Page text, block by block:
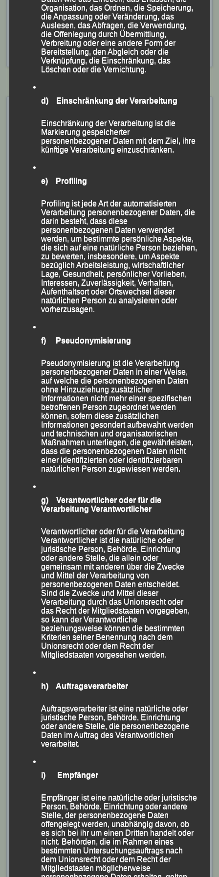
Breitenberg,Breitenberg bewegt Dich,Christina Wimmer
Franz Keifenheim,Fürth,Herzogstadtlauf,Ida Kirchberger
Jonathan Schubert Lindetwaldlauf, Lukas Lichtenauer,
Michael Kirchberger,parkassen Metropolmarathon
Schmalzbauer,Straubing,Suben,Theo Schmalzbauer
Tobias Schreindl
25. Dreiburgenland-
Marathon – Thurmansbang,
25.04.2026
Veröffentlicht am 25. April 2026vonlgpassau
Erfolgreiches LG-Team beim „ 25.
Dreiburgenland-Marathon“
-Sabrina Prager gewinnt über 12,5 km – Samira Luck
schnellste Jugendliche beim Halbmarathon – Marion
Krautloher holt Bronze im Marathon – Lukas
Lichtenauer gewinnt Bronze in der U 12-
(KS.) Äußerst erfolgreich präsentierten sich Theo
Schmalzbauer, Lukas Lichtenauer,
Sabrina Prager, Marion Kopp, Manfred Ammerl und
Bernie Gässl von der Leichtathletik Gemeinschaft (LG)
Passau im Beisein ihres Vorstandes Stadtrat Siegfried
Diözesanvorsitzender vor Ort war, beim 25jährigen
Jubiläum des traditionellen „Dreiburgenland-
Marathon“, wo heuer bei frühlingshaftem Wetter eine
Rekordbeteiligung von über 300 Teilnehmern aus dem
In- und Ausland zu verzeichnen war.
Der jüngste LG-Aktive, der achtjährige Theo
Schmalzbauer lief über 2,1 km der Altersklasse (AK) U
10, die von Noah Köck (DJK Laufwölfe Fürsteneck)
ausgezeichneter Fünfter über die Ziellinie.
Das erfolgreiche LG-Schüler-Duo (v.li.) Theo
Schmalzbauer
und Lukas Lichtenauer
Foto: K.S.
In der AK U 12 holte sich der 10jährige Lukas
Organisation, das Ordnen, die Speicherung,
die Anpassung oder Veränderung, das
Auslesen, das Abfragen, die Verwendung,
die Offenlegung durch Übermittlung,
Verbreitung oder eine andere Form der
Bereitstellung, den Abgleich oder die
Verknüpfung, die Einschränkung, das
Löschen oder die Vernichtung.
d) Einschränkung der Verarbeitung
Einschränkung der Verarbeitung ist die
Markierung gespeicherter
personenbezogener Daten mit dem Ziel, ihre
künftige Verarbeitung einzuschränken.
e) Profiling
Profiling ist jede Art der automatisierten
Verarbeitung personenbezogener Daten, die
darin besteht, dass diese
personenbezogenen Daten verwendet
werden, um bestimmte persönliche Aspekte,
die sich auf eine natürliche Person beziehen,
zu bewerten, insbesondere, um Aspekte
bezüglich Arbeitsleistung, wirtschaftlicher
Lage, Gesundheit, persönlicher Vorlieben,
Interessen, Zuverlässigkeit, Verhalten,
Aufenthaltsort oder Ortswechsel dieser
natürlichen Person zu analysieren oder
vorherzusagen.
f) Pseudonymisierung
Pseudonymisierung ist die Verarbeitung
personenbezogener Daten in einer Weise,
auf welche die personenbezogenen Daten
ohne Hinzuziehung zusätzlicher
Informationen nicht mehr einer spezifischen
betroffenen Person zugeordnet werden
können, sofern diese zusätzlichen
Informationen gesondert aufbewahrt werden
und technischen und organisatorischen
Maßnahmen unterliegen, die gewährleisten,
dass die personenbezogenen Daten nicht
einer identifizierten oder identifizierbaren
natürlichen Person zugewiesen werden.
g) Verantwortlicher oder für die
Verarbeitung Verantwortlicher
Verantwortlicher oder für die Verarbeitung
Verantwortlicher ist die natürliche oder
juristische Person, Behörde, Einrichtung
oder andere Stelle, die allein oder
gemeinsam mit anderen über die Zwecke
und Mittel der Verarbeitung von
personenbezogenen Daten entscheidet.
Sind die Zwecke und Mittel dieser
Verarbeitung durch das Unionsrecht oder
das Recht der Mitgliedstaaten vorgegeben,
so kann der Verantwortliche
beziehungsweise können die bestimmten
Kriterien seiner Benennung nach dem
Unionsrecht oder dem Recht der
Mitgliedstaaten vorgesehen werden.
h) Auftragsverarbeiter
Auftragsverarbeiter ist eine natürliche oder
juristische Person, Behörde, Einrichtung
oder andere Stelle, die personenbezogene
Daten im Auftrag des Verantwortlichen
verarbeitet.
i) Empfänger
Empfänger ist eine natürliche oder juristische
Person, Behörde, Einrichtung oder andere
Stelle, der personenbezogene Daten
offengelegt werden, unabhängig davon, ob
es sich bei ihr um einen Dritten handelt oder
nicht. Behörden, die im Rahmen eines
bestimmten Untersuchungsauftrags nach
dem Unionsrecht oder dem Recht der
Mitgliedstaaten möglicherweise